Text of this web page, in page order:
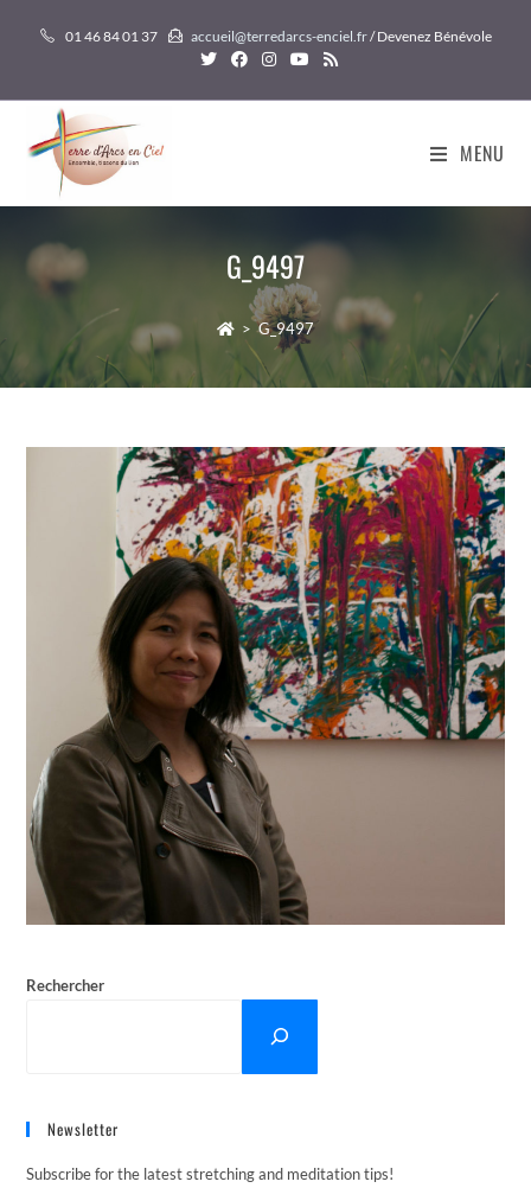
01 46 84 01 37 accueil@terredarcs-enciel.fr/ Devenez Bénévole
MENU
G_9497
> G_9497
Rechercher
Newsletter
Subscribe for the latest stretching and meditation tips!